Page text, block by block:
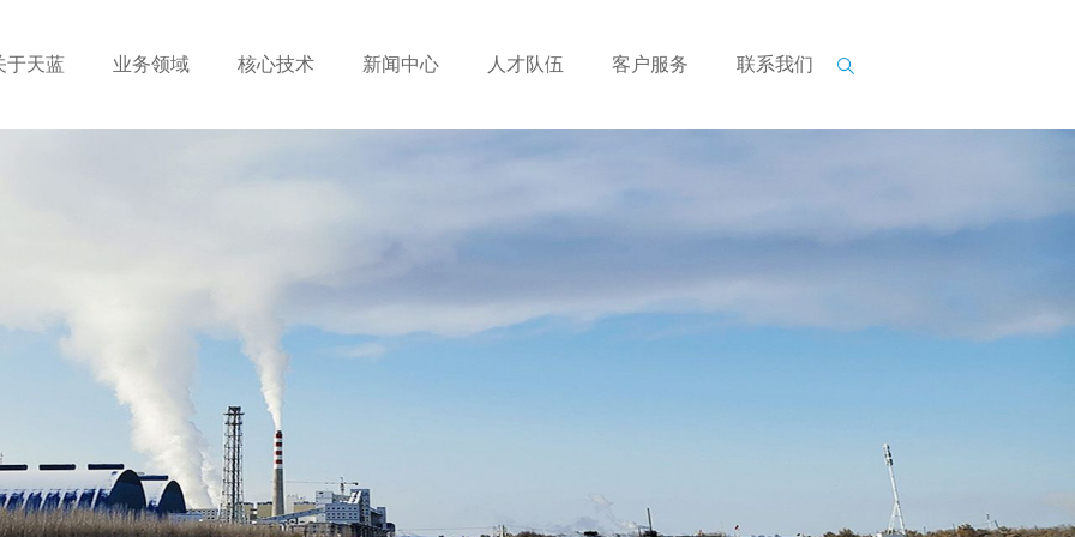
于天蓝 业务领域 核心技术 新闻中心 人才队伍 客户服务 联系我们